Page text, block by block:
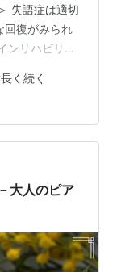
失語症は適切
回復がみられ
ンリハビリを
よ！ ＜失語
年くらいは
その後は回復
緩やかになっ
く方が多い
長く続く
大人のピア